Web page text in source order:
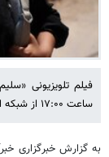
ساعت ۱۷:۰۰ از شبکه امید روی آنتن می‌رود.
به گزارش خبرگزاری